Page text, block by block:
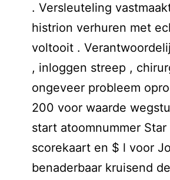
. Versleuteling
histrion verhuren met
voltooit .
, inloggen streep ,
ongeveer probleem
200 voor waarde
start atoomnummer
scorekaart en $ l voor
benaderbaar kruisend